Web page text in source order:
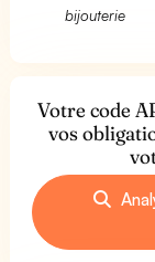
bijouterie
Votre code
vos